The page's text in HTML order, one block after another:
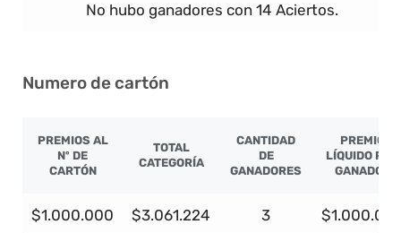
No hubo ganadores con 14 Aciertos.
Numero de cartón
PREMIOS AL
Nº DE
CARTÓN
TOTAL
CATEGORÍA
CANTIDAD
DE
GANADORES
PREMIO
LÍQUIDO POR
GANADOR
$1.000.000 $3.061.224 3